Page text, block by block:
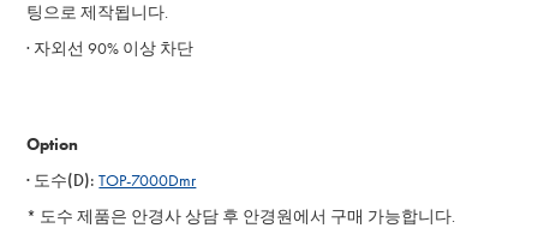
팅으로 제작됩니다.
· 자외선 90% 이상 차단
Option
· 도수(D): TOP-7000Dmr
* 도수 제품은 안경사 상담 후 안경원에서 구매 가능합니다.